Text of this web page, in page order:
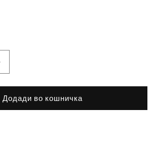
количината
Додади во кошничка